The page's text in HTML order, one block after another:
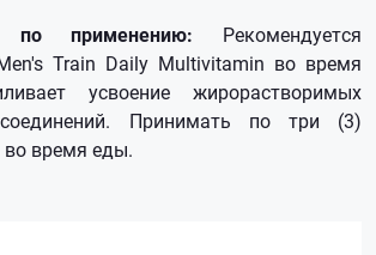
по применению: Рекомендуется
Train Daily Multivitamin во время
усвоение жирорастворимых
Принимать по три (3)
во время еды.